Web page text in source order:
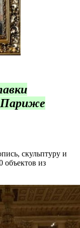
Париже
скульптуру и
объектов из